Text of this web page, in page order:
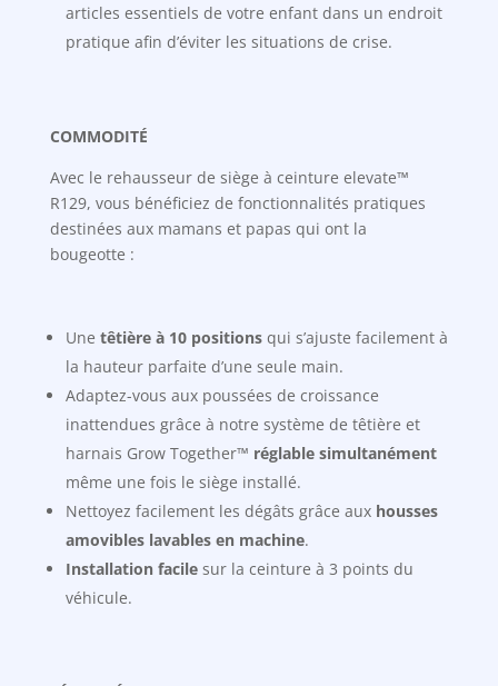
articles essentiels de votre enfant dans un endroit
pratique afin d’éviter les situations de crise.
COMMODITÉ
Avec le rehausseur de siège à ceinture elevate™
R129, vous bénéficiez de fonctionnalités pratiques
destinées aux mamans et papas qui ont la
bougeotte :
Une têtière à 10 positionsqui s’ajuste facilement à
la hauteur parfaite d’une seule main.
Adaptez-vous aux poussées de croissance
inattendues grâce à notre système de têtière et
harnais Grow Together™ réglable simultanément
même une fois le siège installé.
Nettoyez facilement les dégâts grâce aux housses
amovibles lavables en machine.
Installation facile sur la ceinture à 3 points du
véhicule.